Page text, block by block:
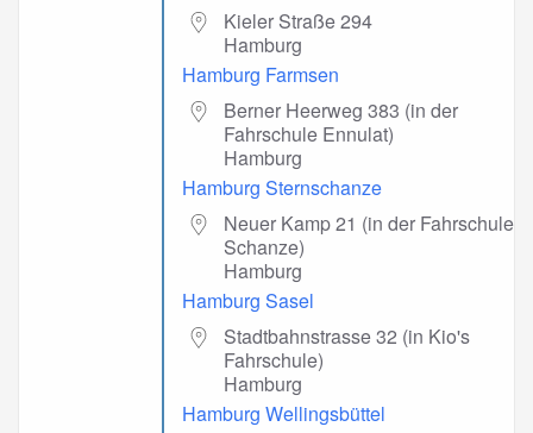
Kieler Straße 294
Hamburg
Hamburg Farmsen
Berner Heerweg 383 (in der
Fahrschule Ennulat)
Hamburg
Hamburg Sternschanze
Neuer Kamp 21 (in der Fahrschule
Schanze)
Hamburg
Hamburg Sasel
Stadtbahnstrasse 32 (in Kio's
Fahrschule)
Hamburg
Hamburg Wellingsbüttel